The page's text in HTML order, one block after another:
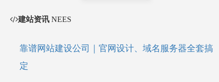
建站资讯 NEES
靠谱网站建设公司｜官网设计、域名服务器全套搞
定